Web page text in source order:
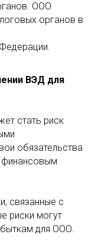
ООО
органов в
ВЭД для
стать риск
обязательства
финансовым
связанные с
риски могут
для ООО.